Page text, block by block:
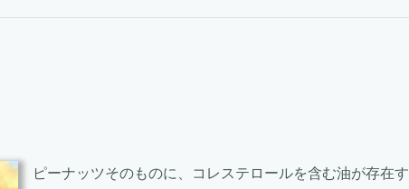
ピーナッツそのものに、コレステロールを含む油が存在